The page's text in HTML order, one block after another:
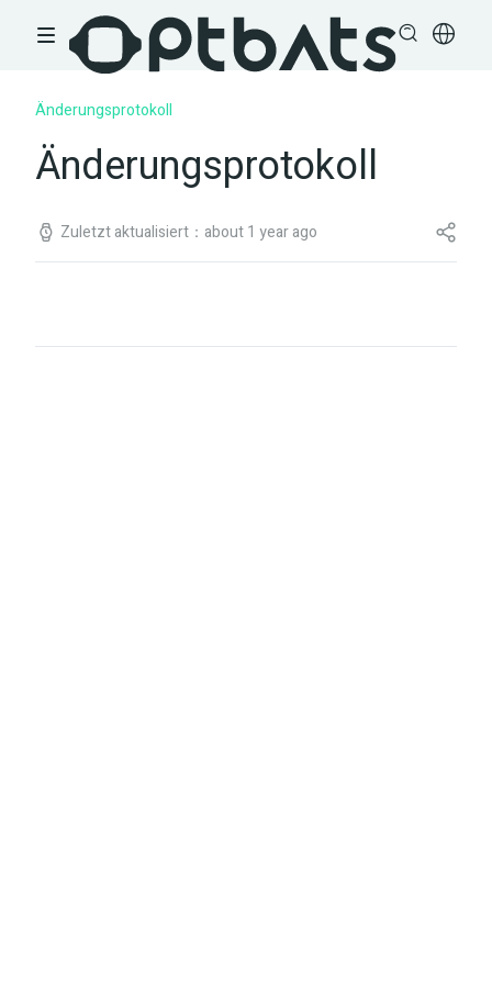
Änderungsprotokoll
Änderungsprotokoll
Zuletzt aktualisiert：about 1 year ago